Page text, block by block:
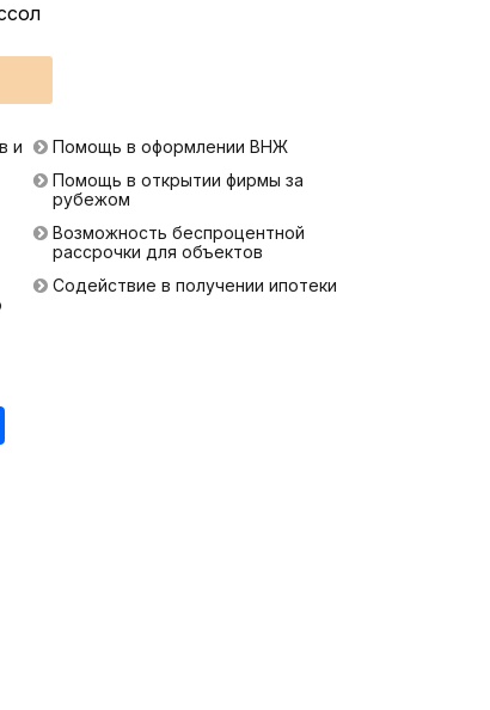
и
Помощь в оформлении ВНЖ
Помощь в открытии фирмы за
рубежом
Возможность беспроцентной
рассрочки для объектов
Содействие в получении ипотеки